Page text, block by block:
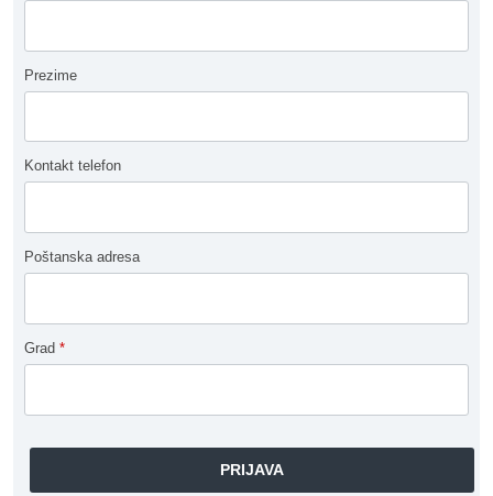
Prezime
Kontakt telefon
Poštanska adresa
Grad *